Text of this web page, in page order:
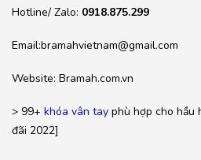
Hotline/ Zalo: 0918.875.299
Email:bramahvietnam@gmail.com
Website: Bramah.com.vn
> 99+ khóa vân tay phù hợp cho hầu
đãi 2022]